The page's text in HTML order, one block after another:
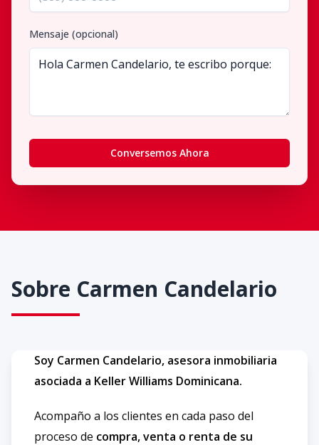
Mensaje (opcional)
Conversemos Ahora
Sobre Carmen Candelario
Soy Carmen Candelario, asesora inmobiliaria
asociada a Keller Williams Dominicana.
Acompaño a los clientes en cada paso del
proceso de compra, venta o renta de su